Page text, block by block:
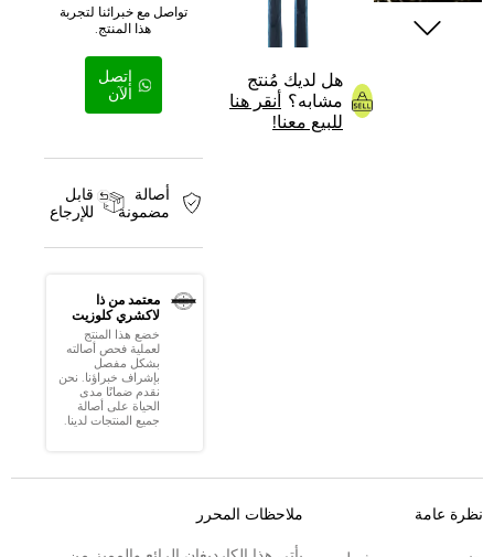
هل لديك مُنتج
مشابه؟
أنقر هنا
للبيع معنا!
تواصل مع خبرائنا لتجربة
هذا المنتج.
إتصل
الآن
أصالة
مضمونة
قابل
للإرجاع
معتمد من ذا
لاكشري كلوزيت
خضع هذا المنتج
لعملية فحص أصالته
بشكل مفصل
بإشراف خبراؤنا. نحن
نقدم ضمانًا مدى
الحياة على أصالة
جميع المنتجات لدينا.
نظرة عامة ملاحظات المحرر